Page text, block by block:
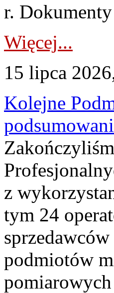
r.
Więcej...
15 lipca
Kolejne
z
tym 24
podmiotów
pomiarowych